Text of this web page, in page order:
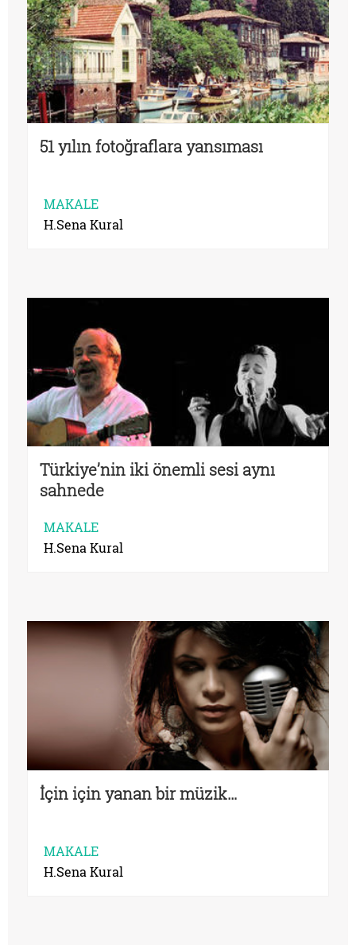
51 yılın fotoğraflara yansıması
MAKALE
H.Sena Kural
Türkiye’nin iki önemli sesi aynı
sahnede
MAKALE
H.Sena Kural
İçin için yanan bir müzik…
MAKALE
H.Sena Kural